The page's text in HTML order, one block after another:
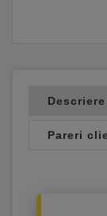
Descriere
Pareri